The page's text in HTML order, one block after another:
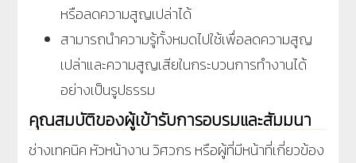
หรือลดความสูญเปล่าได้
สามารถนำความรู้ทั้งหมดไปใช้เพื่อลดความสูญ
เปล่าและความสูญเสียในกระบวนการทำงานได้
อย่างเป็นรูปธรรม
คุณสมบัติของผู้เข้ารับการอบรมและสัมมนา
ช่างเทคนิค หัวหน้างาน วิศวกร หรือผู้ที่มีหน้าที่เกี่ยวข้อง